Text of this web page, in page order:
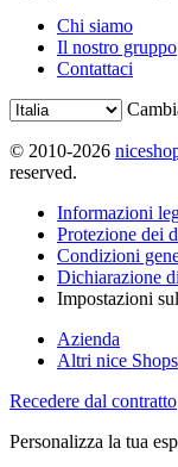
Chi siamo
Il nostro gruppo
Contattaci
© 2010-2026
reserved.
Informazioni
Protezione dei
Condizioni
Dichiarazione
Impostazioni
Azienda
Altri nice Shops
Recedere dal contratto
Personalizza la tua